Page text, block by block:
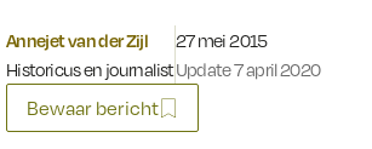
Annejet van der Zijl
Historicus en journalist
Gepubliceerd op:
27 mei 2015
Update 7 april 2020
Bewaar bericht